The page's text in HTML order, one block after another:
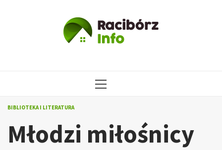
MENU
BIBLIOTEKA I LITERATURA
Młodzi miłośnicy